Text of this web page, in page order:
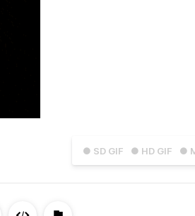
● SD GIF ● HD GIF ●